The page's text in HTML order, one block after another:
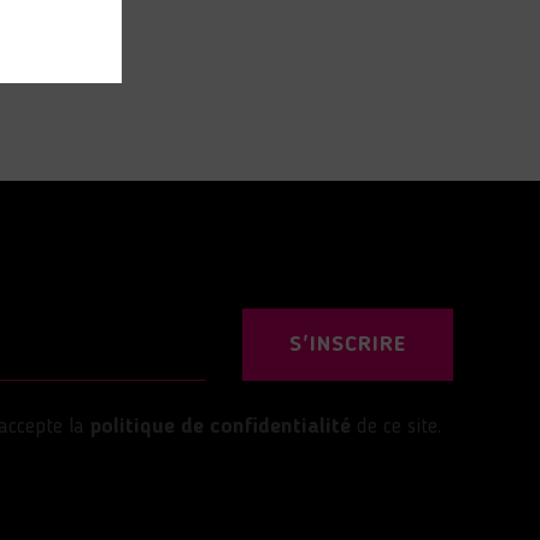
S'INSCRIRE
la politique de confidentialité de ce site.